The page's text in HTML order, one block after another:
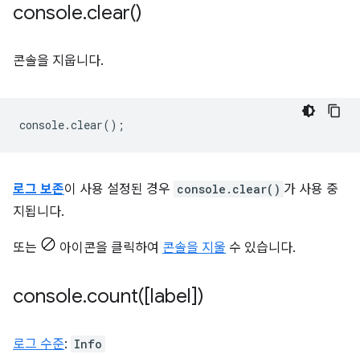
console.clear()
콘솔을 지웁니다.
console.clear();
로그 보존이 사용 설정된 경우 console.clear() 가 사용 중
지됩니다.
또는 아이콘을 클릭하여 콘솔을 지울 수 있습니다.
console.count([label])
로그 수준: Info